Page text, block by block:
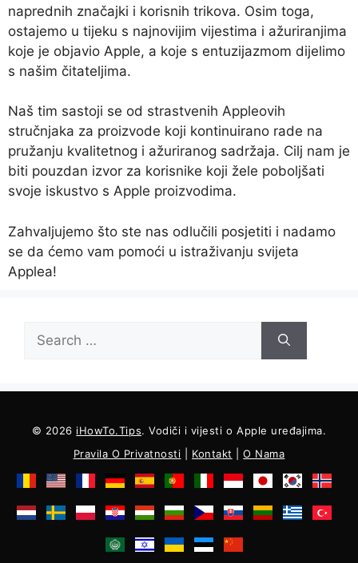
naprednih značajki i korisnih trikova. Osim toga,
ostajemo u tijeku s najnovijim vijestima i ažuriranjima
koje je objavio Apple, a koje s entuzijazmom dijelimo
s našim čitateljima.
Naš tim sastoji se od strastvenih Appleovih
stručnjaka za proizvode koji kontinuirano rade na
pružanju kvalitetnog i ažuriranog sadržaja. Cilj nam je
biti pouzdan izvor za korisnike koji žele poboljšati
svoje iskustvo s Apple proizvodima.
Zahvaljujemo što ste nas odlučili posjetiti i nadamo
se da ćemo vam pomoći u istraživanju svijeta
Applea!
© 2026 iHowTo.Tips. Vodiči i vijesti o Apple uređajima.
Pravila O Privatnosti
Kontakt |O Nama